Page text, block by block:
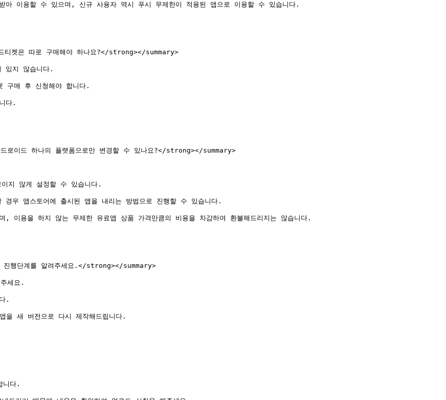
아 이용할 수 있으며, 신규 사용자 역시 푸시 무제한이 적용된 앱으로 이용할 수 있습니다.
켓은 따로 구매해야 하나요?</strong></summary>
있지 않습니다.
구매 후 신청해야 합니다.
다.
로이드 하나의 플랫폼으로만 변경할 수 있나요?</strong></summary>
지 않게 설정할 수 있습니다.
우 앱스토어에 출시된 앱을 내리는 방법으로 진행할 수 있습니다.
이용을 하지 않는 무제한 유료앱 상품 가격만큼의 비용을 차감하여 환불해드리지는 않습니다.
행단계를 알려주세요.</strong></summary>
세요.
.
새 버전으로 다시 제작해드립니다.
니다.